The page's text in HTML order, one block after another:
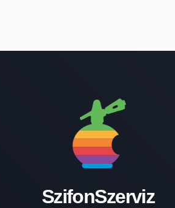
SzifonSzerviz